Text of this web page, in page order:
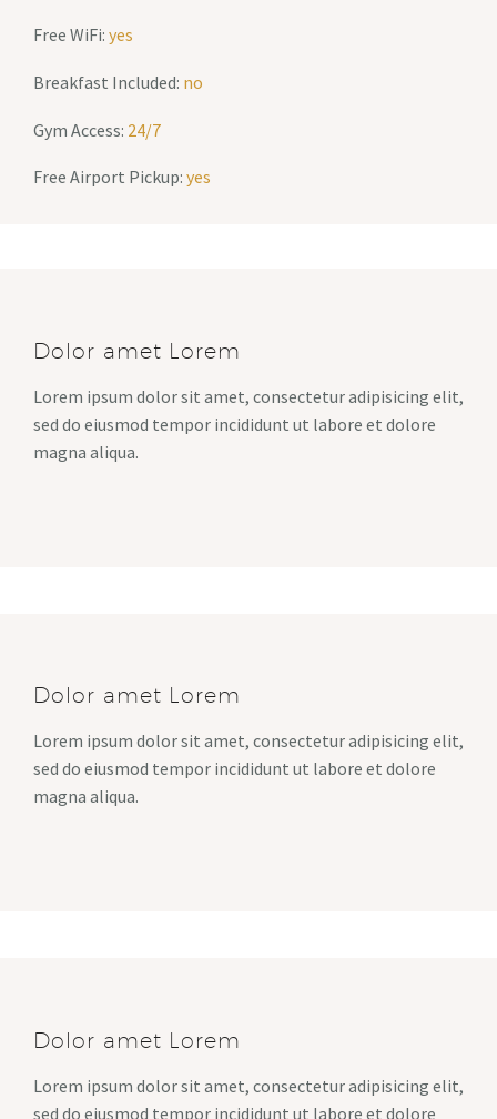
Free WiFi: yes
Breakfast Included: no
Gym Access: 24/7
Free Airport Pickup: yes
Dolor amet Lorem
Lorem ipsum dolor sit amet, consectetur adipisicing elit,
sed do eiusmod tempor incididunt ut labore et dolore
magna aliqua.
Dolor amet Lorem
Lorem ipsum dolor sit amet, consectetur adipisicing elit,
sed do eiusmod tempor incididunt ut labore et dolore
magna aliqua.
Dolor amet Lorem
Lorem ipsum dolor sit amet, consectetur adipisicing elit,
sed do eiusmod tempor incididunt ut labore et dolore